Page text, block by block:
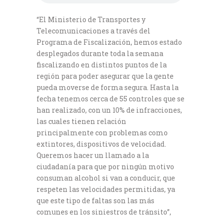
“El Ministerio de Transportes y
Telecomunicaciones a través del
Programa de Fiscalización, hemos estado
desplegados durante toda la semana
fiscalizando en distintos puntos de la
región para poder asegurar que la gente
pueda moverse de forma segura. Hasta la
fecha tenemos cerca de 55 controles que se
han realizado, con un 10% de infracciones,
las cuales tienen relación
principalmente con problemas como
extintores, dispositivos de velocidad.
Queremos hacer un llamado a la
ciudadanía para que por ningún motivo
consuman alcohol si van a conducir, que
respeten las velocidades permitidas, ya
que este tipo de faltas son las más
comunes en los siniestros de tránsito”,